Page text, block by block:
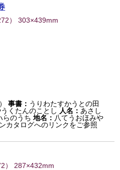
） 303×439mm
事書： うりわたすかうとの田
くたんのことし 人名： あさし
らのうち 地名： 八てうおほみや
カタログへのリンクをご参照
） 287×432mm